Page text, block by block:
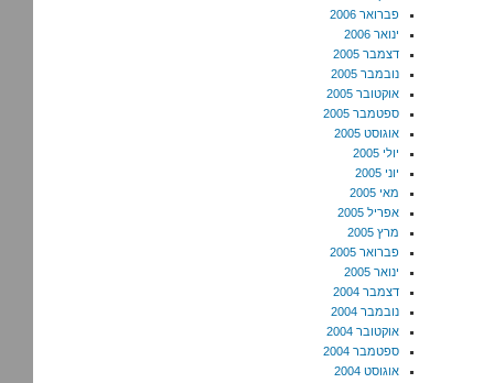
פברואר 2006
ינואר 2006
דצמבר 2005
נובמבר 2005
אוקטובר 2005
ספטמבר 2005
אוגוסט 2005
יולי 2005
יוני 2005
מאי 2005
אפריל 2005
מרץ 2005
פברואר 2005
ינואר 2005
דצמבר 2004
נובמבר 2004
אוקטובר 2004
ספטמבר 2004
אוגוסט 2004